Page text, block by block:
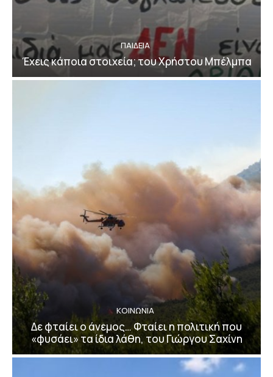
ΠΑΙΔΕΙΑ
Έχεις κάποια στοιχεία; του Χρήστου Μπέλμπα
ΚΟΙΝΩΝΙΑ
Δε φταίει ο άνεμος… Φταίει η πολιτική που
«φυσάει» τα ίδια λάθη, του Γιώργου Σαχίνη